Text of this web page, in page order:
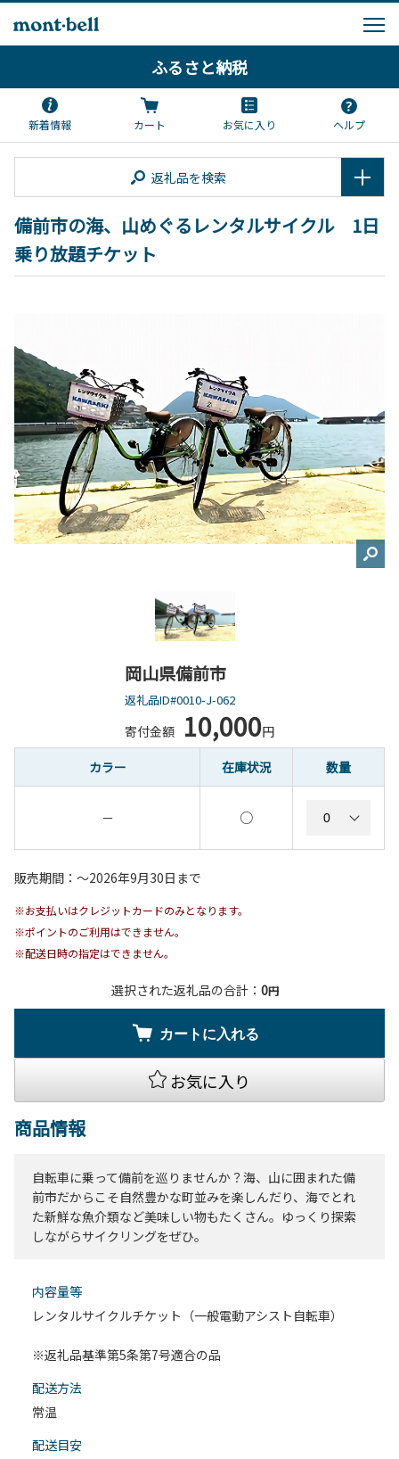
ふるさと納税
新着情報 カート お気に入り ヘルプ
返礼品を検索
備前市の海、山めぐるレンタルサイクル 1日
乗り放題チケット
岡山県備前市
返礼品ID#0010-J-062
寄付金額 10,000円
カラー
在庫状況 数量
－ ○
販売期間：〜2026年9月30日まで
※お支払いはクレジットカードのみとなります。
※ポイントのご利用はできません。
※配送日時の指定はできません。
選択された返礼品の合計： 0円
カートに入れる
お気に入り
商品情報
自転車に乗って備前を巡りませんか？海、山に囲まれた備
前市だからこそ自然豊かな町並みを楽しんだり、海でとれ
た新鮮な魚介類など美味しい物もたくさん。ゆっくり探索
しながらサイクリングをぜひ。
内容量等
レンタルサイクルチケット（一般電動アシスト自転車）
※返礼品基準第5条第7号適合の品
配送⽅法
常温
配送目安